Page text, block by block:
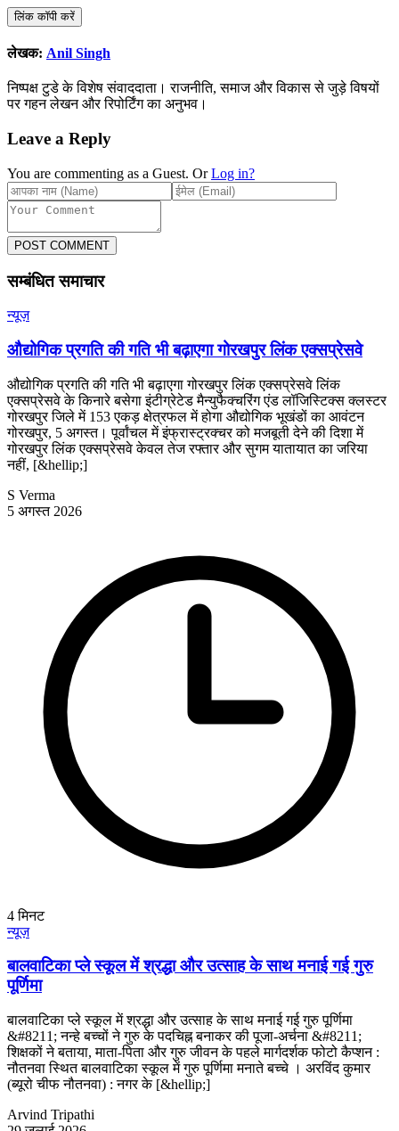
लिंक कॉपी करें
लेखक: Anil Singh
निष्पक्ष टुडे के विशेष संवाददाता। राजनीति, समाज और विकास से जुड़े विषयों
पर गहन लेखन और रिपोर्टिंग का अनुभव।
Leave a Reply
You are commenting as a Guest. Or Log in?
POST COMMENT
सम्बंधित समाचार
न्यूज़
औद्योगिक प्रगति की गति भी बढ़ाएगा गोरखपुर लिंक एक्सप्रेसवे
औद्योगिक प्रगति की गति भी बढ़ाएगा गोरखपुर लिंक एक्सप्रेसवे लिंक
एक्सप्रेसवे के किनारे बसेगा इंटीग्रेटेड मैन्युफैक्चरिंग एंड लॉजिस्टिक्स क्लस्टर
गोरखपुर जिले में 153 एकड़ क्षेत्रफल में होगा औद्योगिक भूखंडों का आवंटन
गोरखपुर, 5 अगस्त। पूर्वांचल में इंफ्रास्ट्रक्चर को मजबूती देने की दिशा में
गोरखपुर लिंक एक्सप्रेसवे केवल तेज रफ्तार और सुगम यातायात का जरिया
नहीं, [&hellip;]
S Verma
5 अगस्त 2026
4मिनट
न्यूज़
बालवाटिका प्ले स्कूल में श्रद्धा और उत्साह के साथ मनाई गई गुरु
पूर्णिमा
बालवाटिका प्ले स्कूल में श्रद्धा और उत्साह के साथ मनाई गई गुरु पूर्णिमा
&#8211; नन्हे बच्चों ने गुरु के पदचिह्न बनाकर की पूजा-अर्चना &#8211;
शिक्षकों ने बताया, माता-पिता और गुरु जीवन के पहले मार्गदर्शक फोटो कैप्शन :
नौतनवा स्थित बालवाटिका स्कूल में गुरु पूर्णिमा मनाते बच्चे । अरविंद कुमार
(ब्यूरो चीफ नौतनवा) : नगर के [&hellip;]
Arvind Tripathi